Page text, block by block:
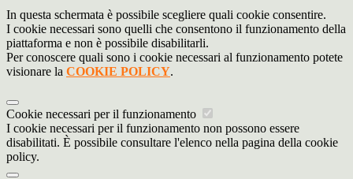
In questa schermata è possibile scegliere quali cookie consentire.
I cookie necessari sono quelli che consentono il funzionamento della
piattaforma e non è possibile disabilitarli.
Per conoscere quali sono i cookie necessari al funzionamento potete
visionare la COOKIE POLICY.
Cookie necessari per il funzionamento
I cookie necessari per il funzionamento non possono essere
disabilitati. È possibile consultare l'elenco nella pagina della cookie
policy.